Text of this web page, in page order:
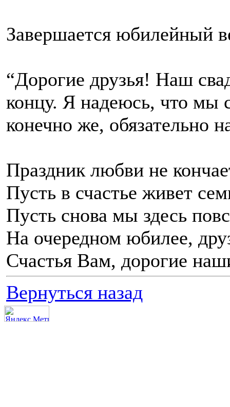
Завершается юбилейный
“Дорогие друзья! Наш
концу. Я надеюсь, что мы
конечно же, обязательно
Праздник любви не
Пусть в счастье живет
Пусть снова мы здесь
На очередном юбилее,
Счастья Вам, дорогие
Вернуться назад